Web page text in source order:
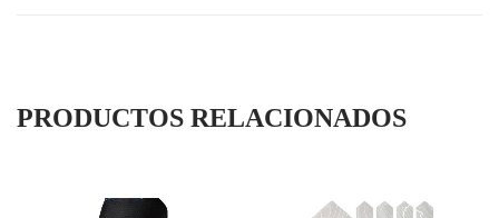
PRODUCTOS RELACIONADOS